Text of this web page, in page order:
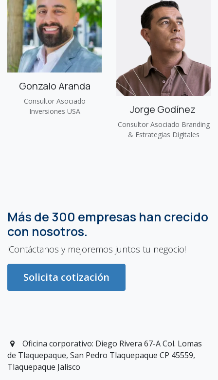
Gonzalo Aranda
Consultor Asociado
Inversiones USA
Jorge Godínez
Consultor Asociado Branding
& Estrategias Digitales
Más de 300 empresas han crecido
con nosotros.
!Contáctanos y mejoremos juntos tu negocio!
Solicita cotización
Oficina corporativo: Diego Rivera 67-A Col. Lomas
de Tlaquepaque, San Pedro Tlaquepaque CP 45559,
Tlaquepaque Jalisco